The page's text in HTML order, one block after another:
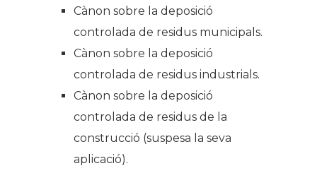
Cànon sobre la deposició
controlada de residus municipals.
Cànon sobre la deposició
controlada de residus industrials.
Cànon sobre la deposició
controlada de residus de la
construcció (suspesa la seva
aplicació).